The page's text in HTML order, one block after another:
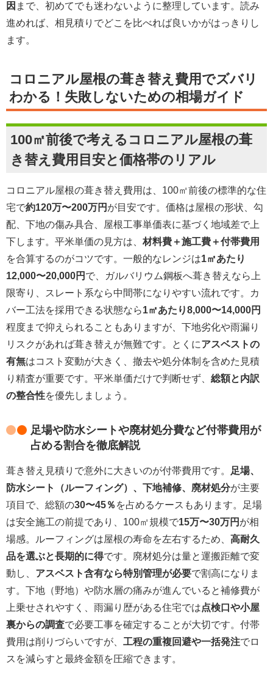
因 まで、初めてでも迷わないように整理しています。読み
進めれば、相見積りでどこを比べれば良いかがはっきりし
ます。
コロニアル屋根の葺き替え費用でズバリ
わかる！失敗しないための相場ガイド
100㎡前後で考えるコロニアル屋根の葺
き替え費用目安と価格帯のリアル
コロニアル屋根の葺き替え費用は、100㎡前後の標準的な住
宅で約120万〜200万円 が目安です。価格は屋根の形状、勾
配、下地の傷み具合、屋根工事単価表に基づく地域差で上
下します。平米単価の見方は、 材料費＋施工費＋付帯費用
を合算するのがコツです。一般的なレンジは1㎡あたり
12,000〜20,000円 で、ガルバリウム鋼板へ葺き替えなら上
限寄り、スレート系なら中間帯になりやすい流れです。カ
バー工法を採用できる状態なら1㎡あたり8,000〜14,000円
程度まで抑えられることもありますが、下地劣化や雨漏り
リスクがあれば葺き替えが無難です。とくにアスベストの
有無はコスト変動が大きく、撤去や処分体制を含めた見積
り精査が重要です。平米単価だけで判断せず、 総額と内訳
の整合性を優先しましょう。
足場や防水シートや廃材処分費など付帯費用が
占める割合を徹底解説
葺き替え見積りで意外に大きいのが付帯費用です。
足場、
防水シート（ルーフィング）、下地補修、廃材処分が主要
項目で、総額の30〜45％ を占めるケースもあります。足場
は安全施工の前提であり、100㎡規模で15万〜30万円 が相
場感。ルーフィングは屋根の寿命を左右するため、 高耐久
品を選ぶと長期的に得です。廃材処分は量と運搬距離で変
動し、 アスベスト含有なら特別管理が必要で割高になりま
す。下地（野地）や防水層の痛みが進んでいると補修費が
上乗せされやすく、雨漏り歴がある住宅では点検口や小屋
裏からの調査で必要工事を確定することが大切です。付帯
費用は削りづらいですが、 工程の重複回避や一括発注でロ
スを減らすと最終金額を圧縮できます。